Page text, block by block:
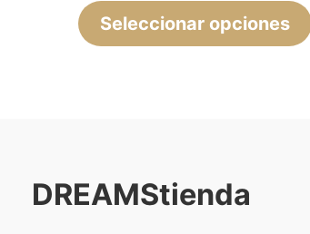
Seleccionar opciones
DREAMStienda